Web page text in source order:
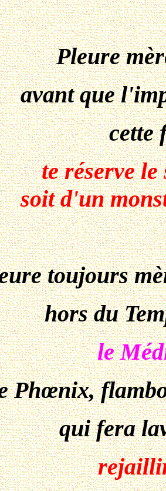
Pleure
avant que
cette
te réserve
soit d'un
toujours
hors du
le
Phœnix,
qui fera